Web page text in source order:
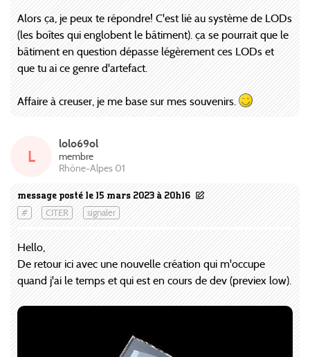
Alors ça, je peux te répondre! C'est lié au système de LODs
(les boîtes qui englobent le bâtiment). ça se pourrait que le
bâtiment en question dépasse légèrement ces LODs et
que tu ai ce genre d'artefact.
Affaire à creuser, je me base sur mes souvenirs.
message posté le 15 mars 2023 à 20h16
# CITER signaler
L
lolo69ol
membre
Rhône-Alpes 01
Hello,
De retour ici avec une nouvelle création qui m'occupe
quand j'ai le temps et qui est en cours de dev (previex low).